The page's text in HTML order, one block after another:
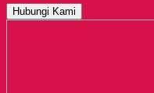
Hubungi Kami